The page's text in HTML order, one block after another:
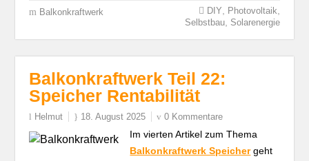
Balkonkraftwerk DIY Photovoltaik
Selbstbau, Solarenergie
Balkonkraftwerk Teil 22:
Speicher Rentabilität
Helmut 18. August 2025 0 Kommentare
Im vierten Artikel zum Thema
Balkonkraftwerk Speichergeht